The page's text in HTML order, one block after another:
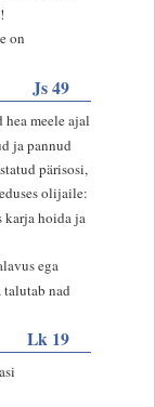
on
Js 49
meele ajal
ja pannud
pärisosi,
olijaile:
karja hoida ja
ega
talutab nad
Lk 19